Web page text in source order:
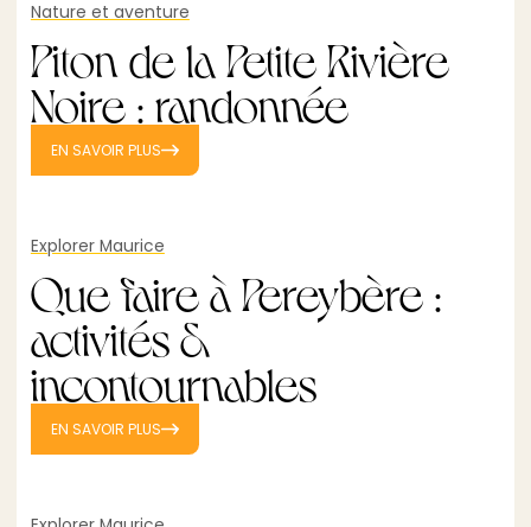
Nature et aventure
Piton de la Petite Rivière
Noire : randonnée
EN SAVOIR PLUS
Explorer Maurice
Que faire à Pereybère :
activités &
incontournables
EN SAVOIR PLUS